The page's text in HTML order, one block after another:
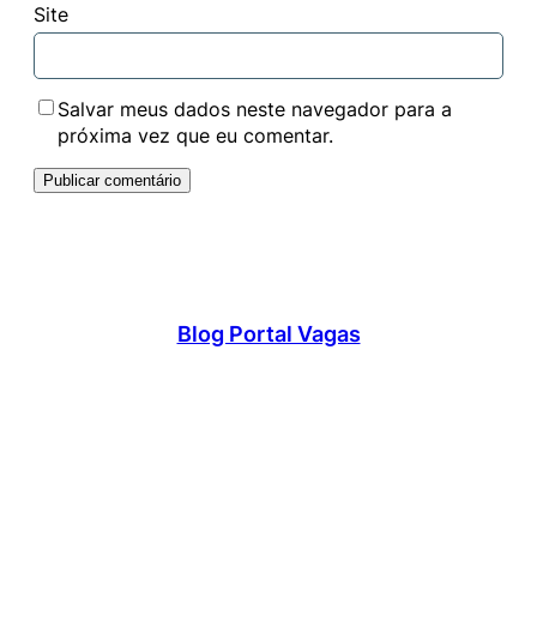
Site
Salvar meus dados neste navegador para a
próxima vez que eu comentar.
Blog Portal Vagas